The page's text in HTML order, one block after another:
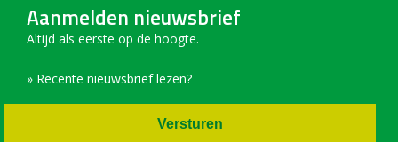
Aanmelden nieuwsbrief
Altijd als eerste op de hoogte.
» Recente nieuwsbrief lezen?
Versturen